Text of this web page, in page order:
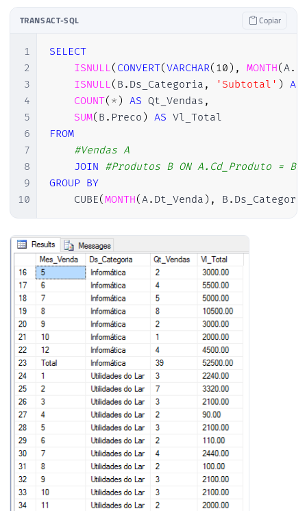
TRANSACT-SQL Copiar
1
2
3
4
5
6
7
8
9
10
SELECT
ISNULL( CONVERT(VARCHAR( 10 ) , MONTH(A.
ISNULL( B . Ds_Categoria , 'Subtotal' ) AS
COUNT( * ) AS Qt_Vendas ,
SUM( B . Preco ) AS
FROM
#Vendas A
JOIN #Produtos B ON A.Cd_Produto =
GROUP BY
    CUBE
(MONTH(A. Dt_Venda ) , B .